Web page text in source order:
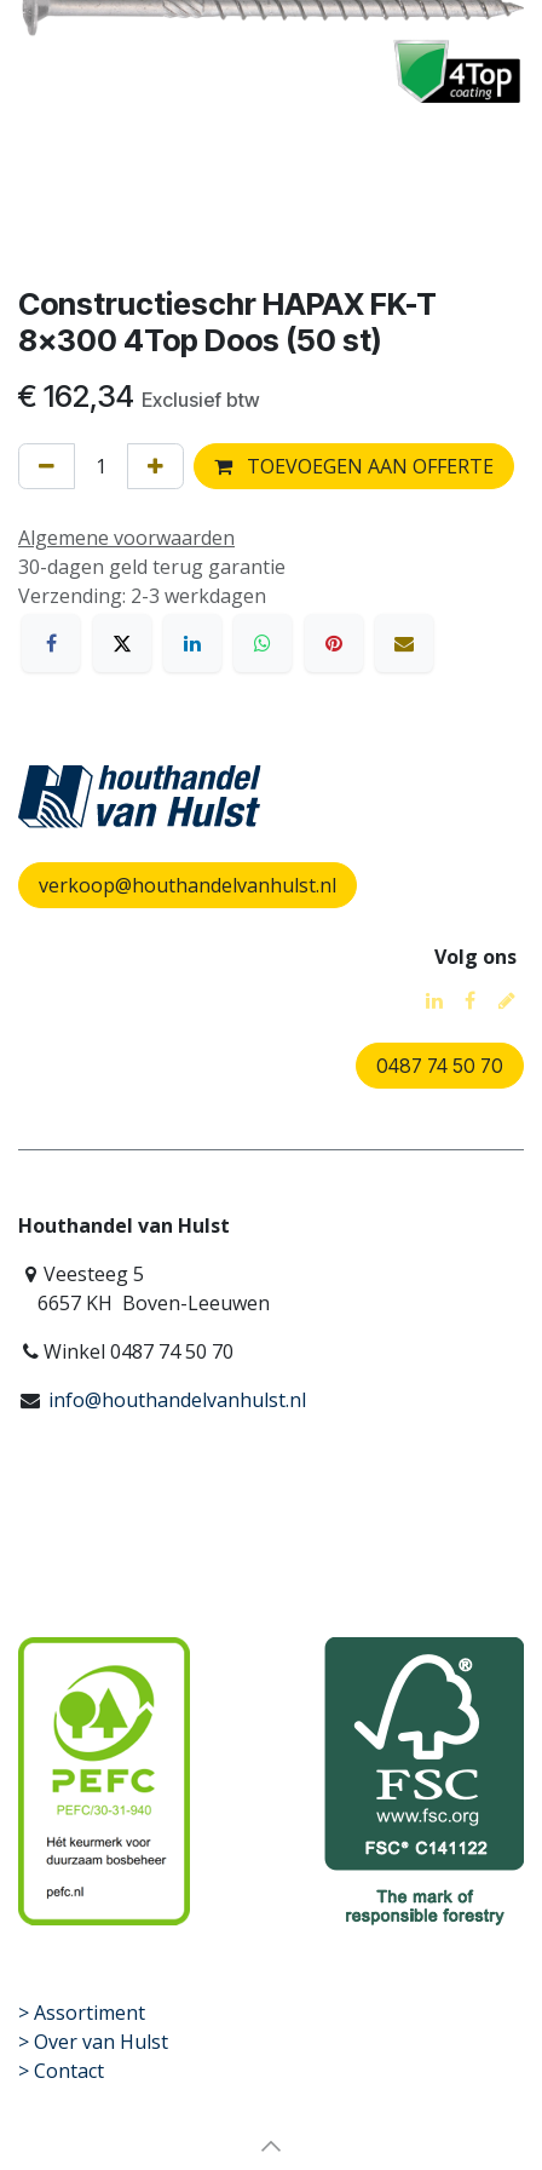
Constructieschr HAPAX FK-T
8x300 4Top Doos (50 st)
€ 162,34 Exclusief btw
TOEVOEGEN AAN OFFERTE
Algemene voorwaarden
30-dagen geld terug garantie
Verzending: 2-3 werkdagen
verkoop@houthandelvanhulst.nl
Volg ons
0487 74 50 70
Houthandel van Hulst
Veesteeg 5
6657 KH Boven-Leeuwen
Winkel 0487 74 50 70
info@houthandelvanhulst.nl
​>Assortiment
> Over van Hulst
> Contact